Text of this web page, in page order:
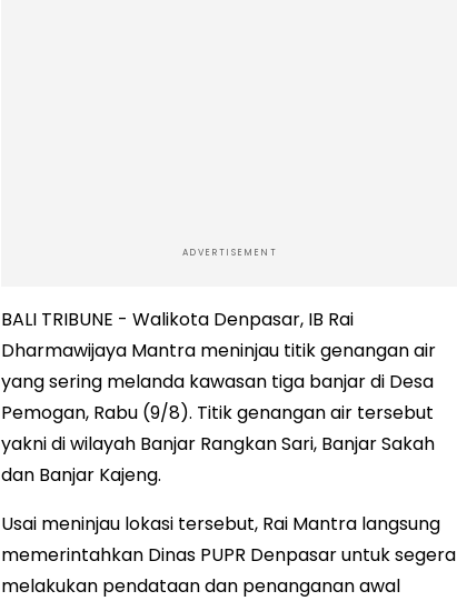
ADVERTISEMENT
BALI TRIBUNE - Walikota Denpasar, IB Rai
Dharmawijaya Mantra meninjau titik genangan air
yang sering melanda kawasan tiga banjar di Desa
Pemogan, Rabu (9/8). Titik genangan air tersebut
yakni di wilayah Banjar Rangkan Sari, Banjar Sakah
dan Banjar Kajeng.
Usai meninjau lokasi tersebut, Rai Mantra langsung
memerintahkan Dinas PUPR Denpasar untuk segera
melakukan pendataan dan penanganan awal